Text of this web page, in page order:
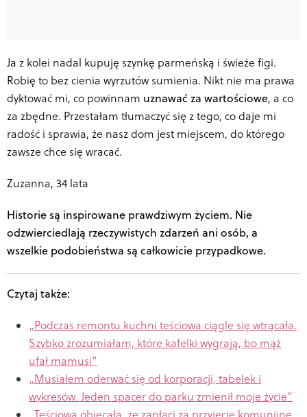
Ja z kolei nadal kupuję szynkę parmeńską i świeże figi.
Robię to bez cienia wyrzutów sumienia. Nikt nie ma prawa
dyktować mi, co powinnam uznawać za wartościowe, a co
za zbędne. Przestałam tłumaczyć się z tego, co daje mi
radość i sprawia, że nasz dom jest miejscem, do którego
zawsze chce się wracać.
Zuzanna, 34 lata
Historie są inspirowane prawdziwym życiem. Nie
odzwierciedlają rzeczywistych zdarzeń ani osób, a
wszelkie podobieństwa są całkowicie przypadkowe.
Czytaj także:
„Podczas remontu kuchni teściowa ciągle się wtrącała.
Szybko zrozumiałam, które kafelki wygrają, bo mąż
ufał mamusi”
„Musiałem oderwać się od korporacji, tabelek i
wykresów. Jeden spacer do parku zmienił moje życie”